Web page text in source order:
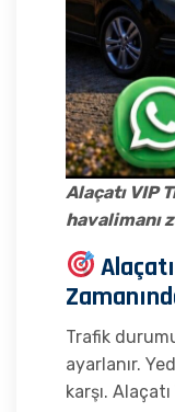
Alaçatı VIP
havalimanı
Trafik
ayarlanır.
karşı.